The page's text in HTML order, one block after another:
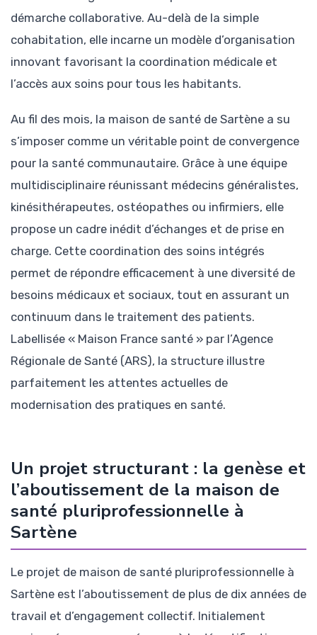
démarche collaborative. Au-delà de la simple
cohabitation, elle incarne un modèle d’organisation
innovant favorisant la coordination médicale et
l’accès aux soins pour tous les habitants.
Au fil des mois, la maison de santé de Sartène a su
s’imposer comme un véritable point de convergence
pour la santé communautaire. Grâce à une équipe
multidisciplinaire réunissant médecins généralistes,
kinésithérapeutes, ostéopathes ou infirmiers, elle
propose un cadre inédit d’échanges et de prise en
charge. Cette coordination des soins intégrés
permet de répondre efficacement à une diversité de
besoins médicaux et sociaux, tout en assurant un
continuum dans le traitement des patients.
Labellisée « Maison France santé » par l’Agence
Régionale de Santé (ARS), la structure illustre
parfaitement les attentes actuelles de
modernisation des pratiques en santé.
Un projet structurant : la genèse et
l’aboutissement de la maison de
santé pluriprofessionnelle à
Sartène
Le projet de maison de santé pluriprofessionnelle à
Sartène est l’aboutissement de plus de dix années de
travail et d’engagement collectif. Initialement